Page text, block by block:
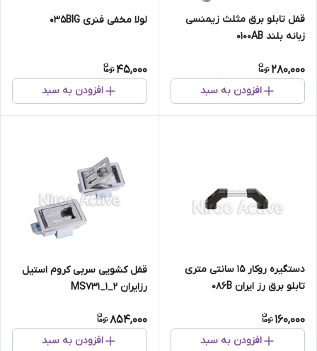
قفل تابلو برق مثلث زيمنسی
زبانه بلند ۰۱۰۰AB
280,000
افزودن به سبد
لولا مخفی فنری ۰۳۵BIG
45,000
افزودن به سبد
دستگیره روکار ۱۵ سانتی متری
تابلو برق رز ایران ۰۸۶B
160,000
افزودن به سبد
قفل کشویی سربی کروم استیل
رزایران MS۷۳۱_۱_۲
854,000
افزودن به سبد